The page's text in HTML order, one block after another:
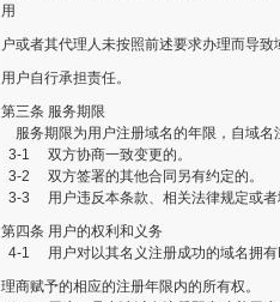
用
户或者其代理人未按照前述要求办理而导
用户自行承担责任。
第三条 服务期限
服务期限为用户注册域名的年限，自域名
3-1 双方协商一致变更的。
3-2 双方签署的其他合同另有约定的。
3-3 用户违反本条款、相关法律规定或者
第四条 用户的权利和义务
4-1 用户对以其名义注册成功的域名拥有
理商赋予的相应的注册年限内的所有权。